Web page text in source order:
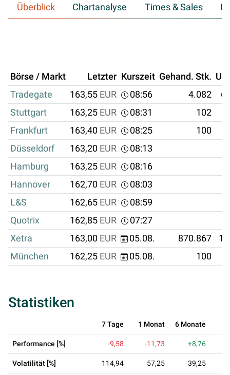
Überblick Chartanalyse Times & Sales
Börse / Markt Letzter Kurszeit Gehand. Stk.
Tradegate
163,55 EUR 08:56 4.082
Stuttgart
163,25 EUR 08:31 102
Frankfurt
163,40 EUR 08:25 100
Düsseldorf
163,20 EUR
08:13
Hamburg
163,25 EUR
08:16
Hannover
162,70 EUR
08:03
L&S
162,65 EUR
08:59
Quotrix
162,85 EUR
07:27
Xetra
163,00 EUR 05.08. 870.867
München
162,25 EUR 05.08. 100
Statistiken
7 Tage 1 Monat 6 Monate
Performance [%] -9,58 -11,73 +8,76
Volatilität [%] 114,94 57,25 39,25